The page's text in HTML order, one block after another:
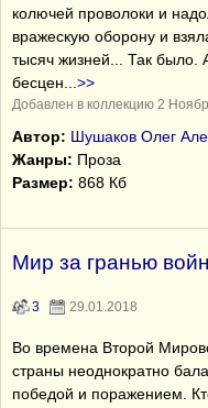
колючей проволоки и
вражескую оборону и
тысяч жизней... Так
бесцен
>>
Добавлен в коллекцию 2
Автор: Шушаков Олег
Жанры: Проза
Размер: 868 Кб
Мир за гранью
3 29.01.2018
Во времена Второй
страны неоднократно
победой и поражением.